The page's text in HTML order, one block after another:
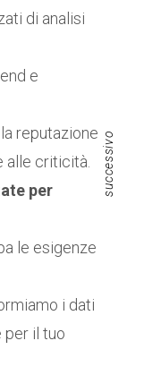
di analisi
e
reputazione
alle criticità.
per
le esigenze
i dati
il tuo
successivo